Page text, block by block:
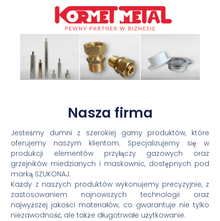
Nasza firma
Jesteśmy dumni z szerokiej gamy produktów, które
oferujemy naszym klientom. Specjalizujemy się w
produkcji elementów przyłączy gazowych oraz
grzejników miedzianych i maskownic, dostępnych pod
marką SZUKONAJ.
Każdy z naszych produktów wykonujemy precyzyjnie, z
zastosowaniem najnowszych technologii oraz
najwyższej jakości materiałów, co gwarantuje nie tylko
niezawodność, ale także długotrwałe użytkowanie.